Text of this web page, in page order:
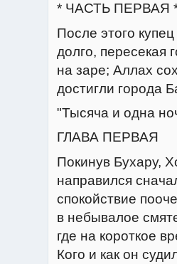
* ЧАСТЬ ПЕРВАЯ
После этого
долго, пересекая
на заре; Аллах
достигли города
"Тысяча и одна
ГЛАВА ПЕРВАЯ
Покинув Бухару,
направился
спокойствие
в небывалое
где на короткое
Кого и как он